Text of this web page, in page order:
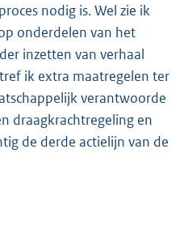
nodig is. Wel zie ik
onderdelen van het
inzetten van verhaal
ik extra maatregelen ter
verantwoorde
draagkrachtregeling en
de derde actielijn van de